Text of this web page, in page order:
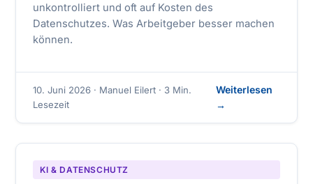
unkontrolliert und oft auf Kosten des
Datenschutzes. Was Arbeitgeber besser machen
können.
10. Juni 2026 · Manuel Eilert · 3 Min.
Lesezeit
Weiterlesen
→
KI & DATENSCHUTZ